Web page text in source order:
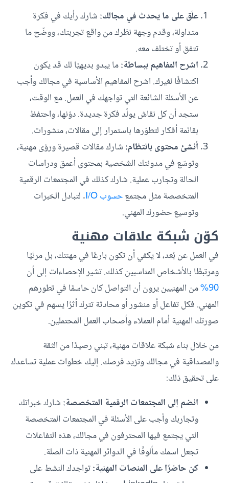
علّق على ما يحدث في مجالك: شارك رأيك في فكرة
متداولة، وقدم وجهة نظرك من واقع تجربتك، ووضّح ما
تتفق أو تختلف معه.
اشرح المفاهيم ببساطة:ما يبدو بديهيًا لك قد يكون
اكتشافًا لغيرك. اشرح المفاهيم الأساسية في مجالك وأجب
عن الأسئلة الشائعة التي تواجهك في العمل. مع الوقت،
ستجد أن كل نقاش يولّد فكرة جديدة. دوّنها، واحتفظ
بقائمة أفكار لتطوّرها باستمرار إلى مقالات، منشورات.
أنشئ محتوى بانتظام: شارك مقالات قصيرة ورؤى مهنية،
وتوسّع في مدونتك الشخصية بمحتوى أعمق ودراسات
الحالة وتجارب عملية. شارك كذلك في المجتمعات الرقمية
المتخصصة مثل مجتمعحسوب I/O
. لتبادل الخبرات
وتوسيع حضورك المهني.
كوّن شبكة علاقات مهنية
في العمل عن بُعد، لا يكفي أن تكون بارعًا في مهنتك، بل مرئيًا
ومرتبطًا بالأشخاص المناسبين كذلك. تشير الإحصاءات إلى أن
90%
من المهنيين يرون أن التواصل كان حاسمًا في تطورهم
المهني. فكل تفاعل أو منشور أو محادثة تترك أثرًا يسهم في تكوين
صورتك المهنية أمام العملاء وأصحاب العمل المحتملين.
من خلال بناء شبكة علاقات مهنية، تبني رصيدًا من الثقة
والمصداقية في مجالك وتزيد فرصك. إليك خطوات عملية تساعدك
على تحقيق ذلك:
انضم إلى المجتمعات الرقمية المتخصصة: شارك خبراتك
وتجاربك وأجب على الأسئلة في المجتمعات المتخصصة
التي يجتمع فيها المحترفون في مجالك، هذه التفاعلات
تجعل اسمك مألوفًا في الدوائر المهنية ذات الصلة.
كن حاضرًا على المنصات المهنية:تواجدك النشط على